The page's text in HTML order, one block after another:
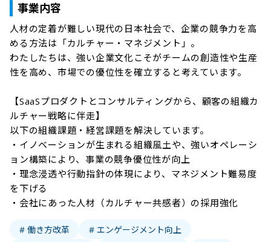
事業内容
人材の定着が難しい現代の日本社会で、企業の競争力を高
める方法は「カルチャー・マネジメント」。
わたしたちは、強い企業文化こそがチームの創造性や生産
性を高め、市場での優位性を確立すると考えています。
【SaaSプロダクトとコンサルティングから、顧客の組織カ
ルチャー戦略に伴走】
以下の組織課題・経営課題を解決しています。
・イノベーションが生まれる組織風土や、強いオペレーシ
ョン構築により、事業の競争優位性が向上
・理念浸透や行動指針の体現により、マネジメント難易度
を下げる
# 働き方改革
# エンゲージメント向上